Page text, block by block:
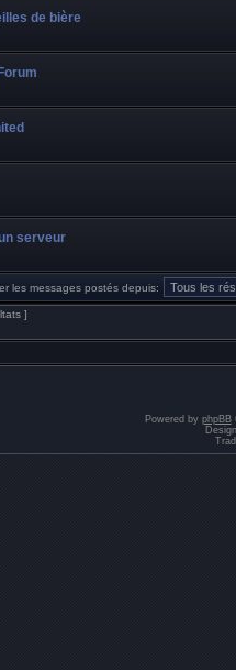
de bière
serveur
les messages postés depuis:
]
Powered by phpBB